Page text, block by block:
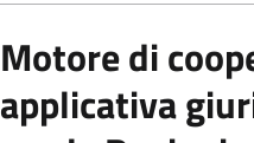
Motore di
applicativa